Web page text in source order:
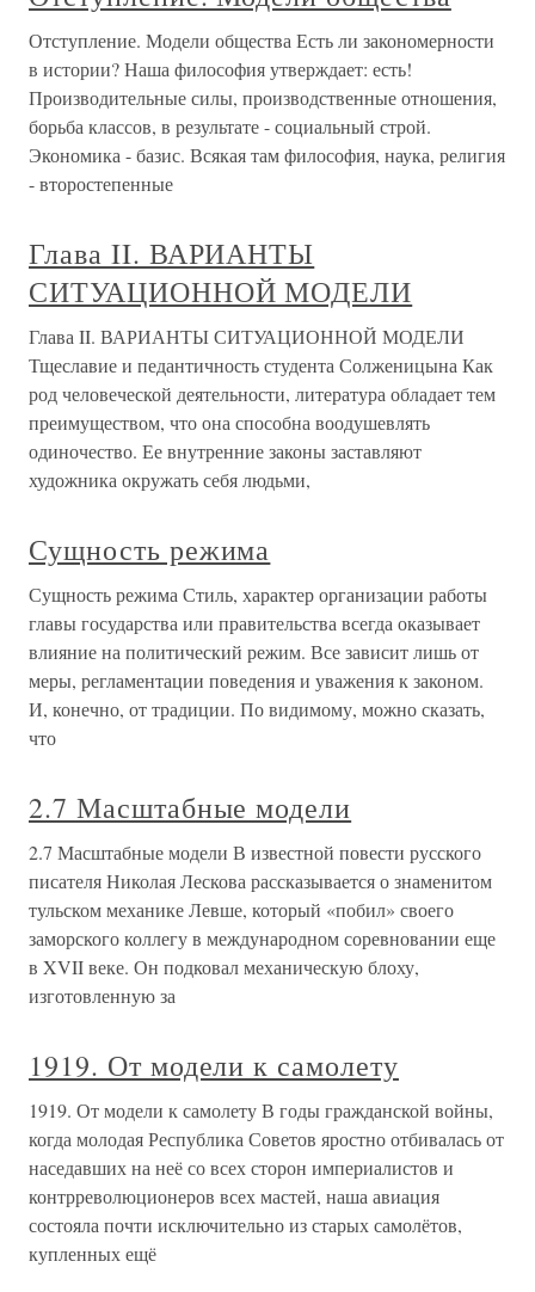
Отступление. Модели общества Есть ли закономерности
в истории? Наша философия утверждает: есть!
Производительные силы, производственные отношения,
борьба классов, в результате - социальный строй.
Экономика - базис. Всякая там философия, наука, религия
- второстепенные
Глава II. ВАРИАНТЫ
СИТУАЦИОННОЙ МОДЕЛИ
Глава II. ВАРИАНТЫ СИТУАЦИОННОЙ МОДЕЛИ
Тщеславие и педантичность студента Солженицына Как
род человеческой деятельности, литература обладает тем
преимуществом, что она способна воодушевлять
одиночество. Ее внутренние законы заставляют
художника окружать себя людьми,
Сущность режима
Сущность режима Стиль, характер организации работы
главы государства или правительства всегда оказывает
влияние на политический режим. Все зависит лишь от
меры, регламентации поведения и уважения к законом.
И, конечно, от традиции. По видимому, можно сказать,
что
2.7 Масштабные модели
2.7 Масштабные модели В известной повести русского
писателя Николая Лескова рассказывается о знаменитом
тульском механике Левше, который «побил» своего
заморского коллегу в международном соревновании еще
в XVII веке. Он подковал механическую блоху,
изготовленную за
1919. От модели к самолету
1919. От модели к самолету В годы гражданской войны,
когда молодая Республика Советов яростно отбивалась от
наседавших на неё со всех сторон империалистов и
контрреволюционеров всех мастей, наша авиация
состояла почти исключительно из старых самолётов,
купленных ещё